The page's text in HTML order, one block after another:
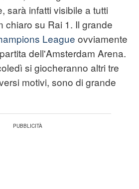
sarà infatti visibile a tutti
chiaro su Rai 1. Il grande
League ovviamente
dell'Amsterdam Arena.
si giocheranno altri tre
motivi, sono di grande